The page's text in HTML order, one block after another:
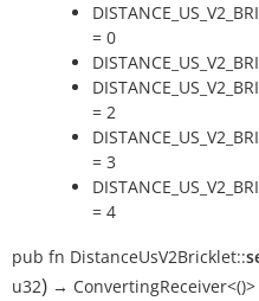
= 0
= 2
= 3
= 4
pub fn DistanceUsV2Bricklet::
u32) → ConvertingReceiver<()>